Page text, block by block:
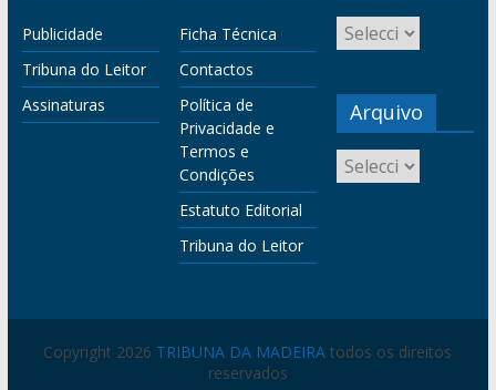
Publicidade
Tribuna do Leitor
Assinaturas
Ficha Técnica
Contactos
Política de
Privacidade e
Termos e
Condições
Estatuto Editorial
Tribuna do Leitor
Arquivo
Copyright 2026 TRIBUNA DA MADEIRA todos os direitos
reservados